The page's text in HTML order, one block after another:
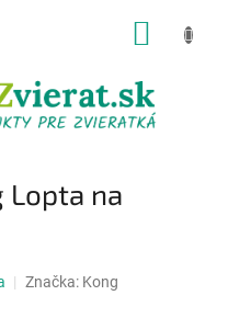
Lopta na
Značka: Kong